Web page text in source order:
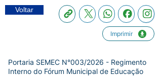
Voltar
Imprimir
Portaria SEMEC N°003/2026 - Regimento
Interno do Fórum Municipal de Educação